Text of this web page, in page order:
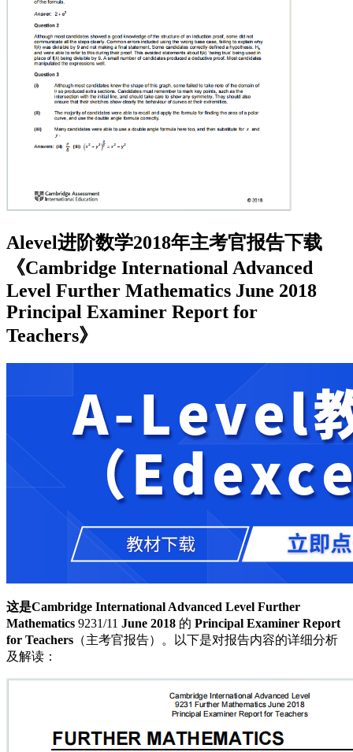
Alevel进阶数学2018年主考官报告下载
《Cambridge International Advanced
Level Further Mathematics June 2018
Principal Examiner Report for
Teachers》
这是Cambridge International Advanced Level Further
Mathematics 9231/11 June 2018 的 Principal Examiner Report
for Teachers （主考官报告）。以下是对报告内容的详细分析
及解读：